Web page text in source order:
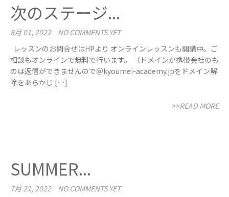
次のステージ...
8月 01, 2022
NO COMMENTS YET
レッスンのお問合せはHPより オンラインレッスンも開講中。ご
相談もオンラインで無料で行います。 （ドメインが携帯会社のも
のは返信ができませんので＠kyoumei-academy.jpをドメイン解
除をあらかじ […]
>>READ MORE
SUMMER...
7月 21, 2022
NO COMMENTS YET